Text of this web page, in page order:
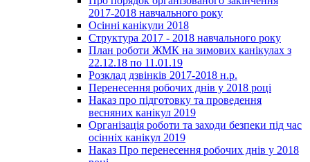
2017-2018 навчального року
Осінні канікули 2018
Структура 2017 - 2018 навчального року
План роботи ЖМК на зимових канікулах з
22.12.18 по 11.01.19
Розклад дзвінків 2017-2018 н.р.
Перенесення робочих днів у 2018 році
Наказ про підготовку та проведення
весняних канікул 2019
Організація роботи та заходи безпеки під час
осінніх канікул 2019
Наказ Про перенесення робочих днів у 2018